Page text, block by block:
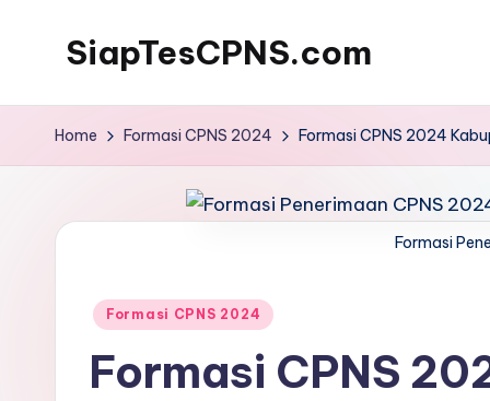
SiapTesCPNS.com
Home Formasi CPNS 2024 Formasi CPNS 2024
Formasi
Posted
Formasi CPNS 2024
Formasi CPNS